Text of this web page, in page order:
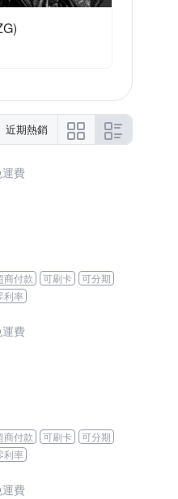
近期熱銷
運費
商付款 可刷卡
可分期
利率
運費
商付款 可刷卡
可分期
利率
運費